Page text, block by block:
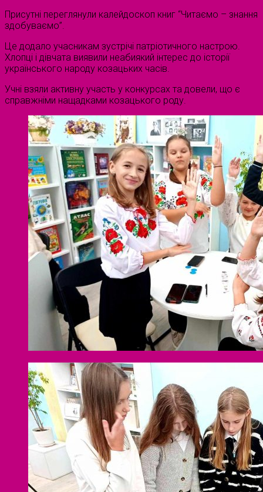
Присутні переглянули калейдоскоп книг “Читаємо – знання
здобуваємо”.
Це додало учасникам зустрічі патріотичного настрою.
Хлопці і дівчата виявили неабиякий інтерес до історії
українського народу козацьких часів.
Учні взяли активну участь у конкурсах та довели, що є
справжніми нащадками козацького роду.